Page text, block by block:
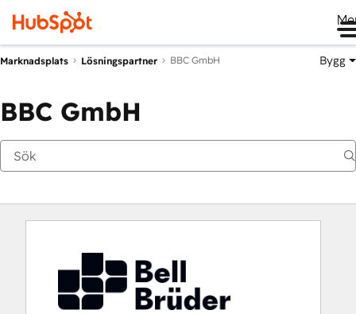
Marknadsplats Lösningspartner BBC GmbH Bygg
BBC GmbH